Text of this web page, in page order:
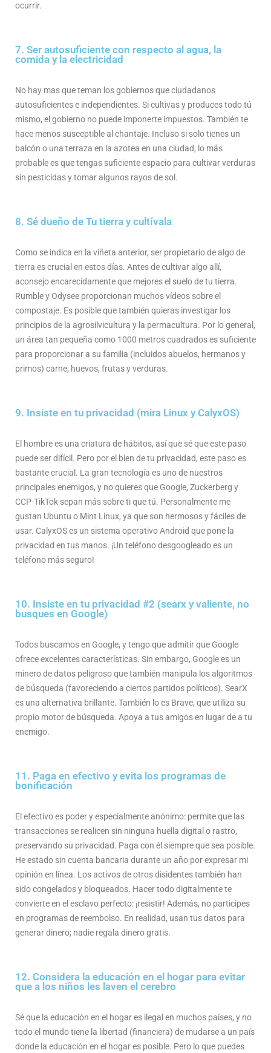
ocurrir.
7. Ser autosuficiente con respecto al agua, la
comida y la electricidad
No hay mas que teman los gobiernos que ciudadanos
autosuficientes e independientes. Si cultivas y produces todo tú
mismo, el gobierno no puede imponerte impuestos. También te
hace menos susceptible al chantaje. Incluso si solo tienes un
balcón o una terraza en la azotea en una ciudad, lo más
probable es que tengas suficiente espacio para cultivar verduras
sin pesticidas y tomar algunos rayos de sol.
8. Sé dueño de Tu tierra y cultívala
Como se indica en la viñeta anterior, ser propietario de algo de
tierra es crucial en estos días. Antes de cultivar algo allí,
aconsejo encarecidamente que mejores el suelo de tu tierra.
Rumble y Odysee proporcionan muchos vídeos sobre el
compostaje. Es posible que también quieras investigar los
principios de la agrosilvicultura y la permacultura. Por lo general,
un área tan pequeña como 1000 metros cuadrados es suficiente
para proporcionar a su familia (incluidos abuelos, hermanos y
primos) carne, huevos, frutas y verduras.
9. Insiste en tu privacidad (mira Linux y CalyxOS)
El hombre es una criatura de hábitos, así que sé que este paso
puede ser difícil. Pero por el bien de tu privacidad, este paso es
bastante crucial. La gran tecnología es uno de nuestros
principales enemigos, y no quieres que Google, Zuckerberg y
CCP-TikTok sepan más sobre ti que tú. Personalmente me
gustan Ubuntu o Mint Linux, ya que son hermosos y fáciles de
usar. CalyxOS es un sistema operativo Android que pone la
privacidad en tus manos. ¡Un teléfono desgoogleado es un
teléfono más seguro!
10. Insiste en tu privacidad #2 (searx y valiente, no
busques en Google)
Todos buscamos en Google, y tengo que admitir que Google
ofrece excelentes características. Sin embargo, Google es un
minero de datos peligroso que también manipula los algoritmos
de búsqueda (favoreciendo a ciertos partidos políticos). SearX
es una alternativa brillante. También lo es Brave, que utiliza su
propio motor de búsqueda. Apoya a tus amigos en lugar de a tu
enemigo.
11. Paga en efectivo y evita los programas de
bonificación
El efectivo es poder y especialmente anónimo: permite que las
transacciones se realicen sin ninguna huella digital o rastro,
preservando su privacidad. Paga con él siempre que sea posible.
He estado sin cuenta bancaria durante un año por expresar mi
opinión en línea. Los activos de otros disidentes también han
sido congelados y bloqueados. Hacer todo digitalmente te
convierte en el esclavo perfecto: ¡resistir! Además, no participes
en programas de reembolso. En realidad, usan tus datos para
generar dinero; nadie regala dinero gratis.
12. Considera la educación en el hogar para evitar
que a los niños les laven el cerebro
Sé que la educación en el hogar es ilegal en muchos países, y no
todo el mundo tiene la libertad (financiera) de mudarse a un país
donde la educación en el hogar es posible. Pero lo que puedes